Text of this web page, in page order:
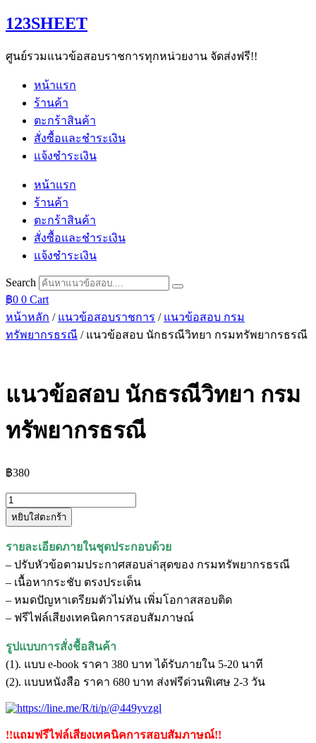
Skip
to
123SHEET
ศูนย์รวมแนวข้อสอบราชการทุกหน่วยงาน จัดส่งฟรี!!
หน้าแรก
ร้านค้า
ตะกร้าสินค้า
สั่งซื้อและชำระเงิน
แจ้งชำระเงิน
หน้าแรก
ร้านค้า
ตะกร้าสินค้า
สั่งซื้อและชำระเงิน
แจ้งชำระเงิน
Search
฿0 0 Cart
หน้าหลัก / แนวข้อสอบราชการ / แนวข้อสอบ กรม
ทรัพยากรธรณี / แนวข้อสอบ นักธรณีวิทยา กรมทรัพยากรธรณี
แนวข้อสอบ นักธรณีวิทยา กรม
ทรัพยากรธรณี
฿380
จำนวน
แนว
นัก
ธรณีวิทยา
กรม
ทรัพยากรธรณี
ชิ้น
หยิบใส่ตะกร้า
รายละเอียดภายในชุดประกอบด้วย
– ปรับหัวข้อตามประกาศสอบล่าสุดของ กรมทรัพยากรธรณี
– เนื้อหากระชับ ตรงประเด็น
– หมดปัญหาเตรียมตัวไม่ทัน เพิ่มโอกาสสอบติด
– ฟรีไฟล์เสียงเทคนิคการสอบสัมภาษณ์
รูปแบบการสั่งชื้อสินค้า
(1). แบบ e-book ราคา 380 บาท ได้รับภายใน 5-20 นาที
(2). แบบหนังสือ ราคา 680 บาท ส่งฟรีด่วนพิเศษ 2-3 วัน
!!แถมฟรีไฟล์เสียงเทคนิคการสอบสัมภาษณ์!!